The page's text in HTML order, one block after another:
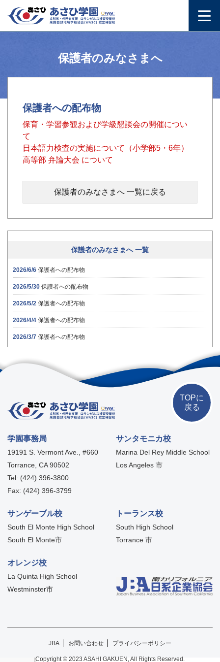
保護者のみなさまへ
保護者への配布物
保育・学習参観および学級懇談会の開催につい
て
日本語力検査の実施について（小学部5・6年）
高等部 弁論大会 について
保護者のみなさまへ 一覧に戻る
保護者のみなさまへ 一覧
2026/6/6 保護者への配布物
2026/5/30 保護者への配布物
2026/5/2 保護者への配布物
2026/4/4 保護者への配布物
2026/3/7 保護者への配布物
TOPに
戻る
学園事務局
19191 S. Vermont Ave., #660
Torrance, CA 90502
Tel: (424) 396-3800
Fax: (424) 396-3799
サンタモニカ校
Marina Del Rey Middle School
Los Angeles 市
サンゲーブル校
South El Monte High School
South El Monte市
トーランス校
South High School
Torrance 市
オレンジ校
La Quinta High School
Westminster市
JBA お問い合わせ プライバシーポリシー
Copyright © 2023 ASAHI GAKUEN, All Rights Reserved.